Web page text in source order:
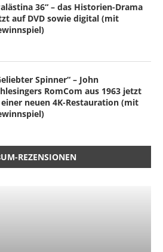
36“ – das Historien-Drama
auf DVD sowie digital (mit
Spinner“ – John
RomCom aus 1963 jetzt
neuen 4K-Restauration (mit
REZENSIONEN